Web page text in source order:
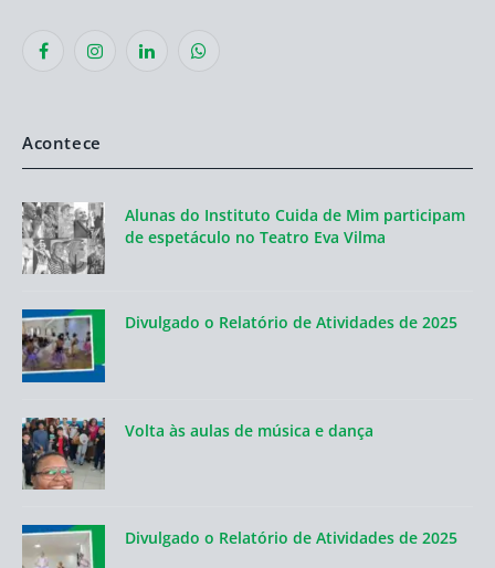
FacebookInstagramLinkedInWhatsApp
Acontece
Alunas do Instituto Cuida de Mim participam
de espetáculo no Teatro Eva Vilma
Divulgado o Relatório de Atividades de 2025
Volta às aulas de música e dança
Divulgado o Relatório de Atividades de 2025